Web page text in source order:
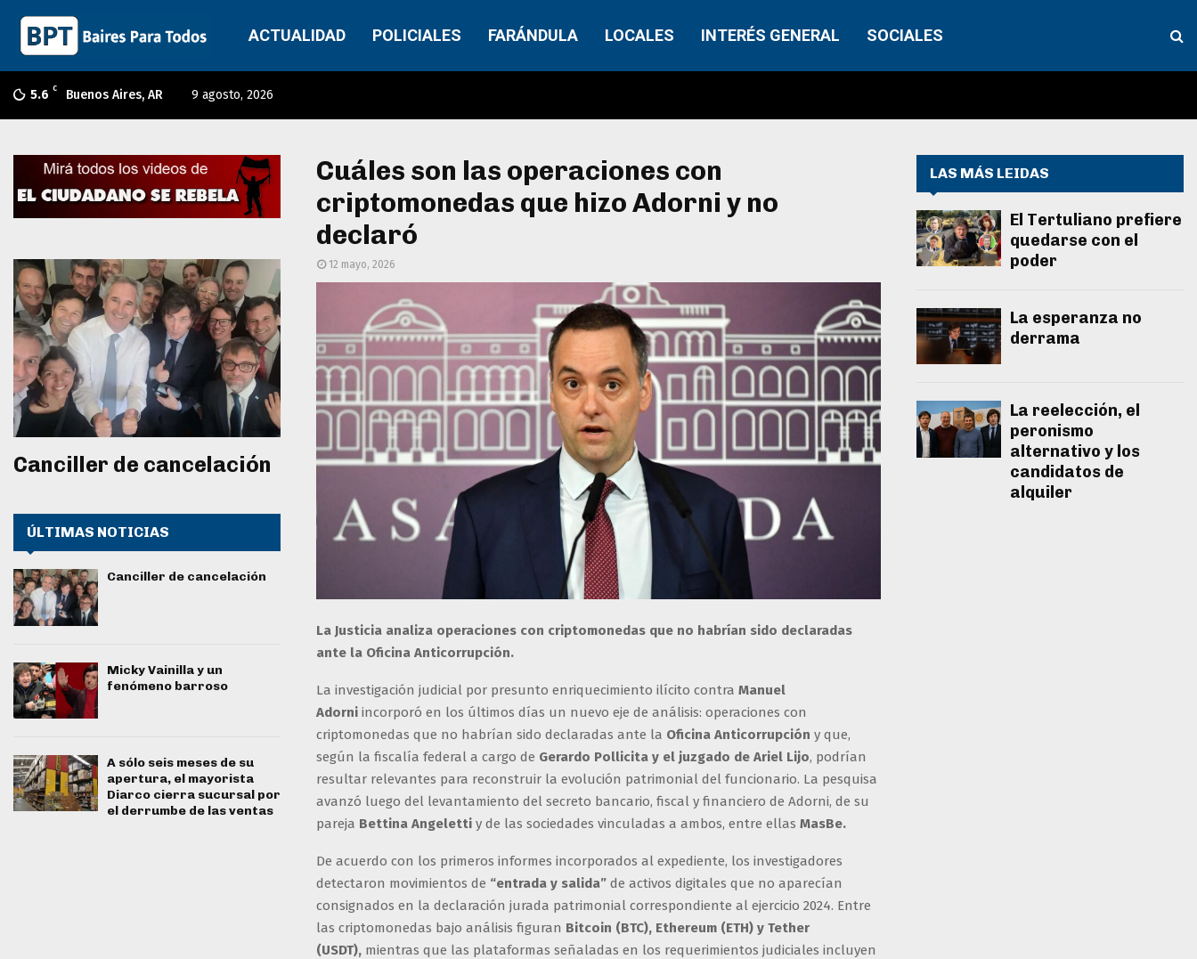
ACTUALIDAD POLICIALES FARÁNDULA LOCALES INTERÉS GENERAL SOCIALES
5.6 C Buenos Aires, AR 9 agosto, 2026
Cuáles son las operaciones con
criptomonedas que hizo Adorni y no
declaró
12 mayo, 2026
La Justicia analiza operaciones con criptomonedas que no habrían sido declaradas
ante la Oficina Anticorrupción.
La investigación judicial por presunto enriquecimiento ilícito contra Manuel
Adorni incorporó en los últimos días un nuevo eje de análisis: operaciones con
criptomonedas que no habrían sido declaradas ante la Oficina Anticorrupción y que,
según la fiscalía federal a cargo de Gerardo Pollicita y el juzgado de Ariel Lijo, podrían
resultar relevantes para reconstruir la evolución patrimonial del funcionario. La pesquisa
avanzó luego del levantamiento del secreto bancario, fiscal y financiero de Adorni, de su
pareja Bettina Angeletti y de las sociedades vinculadas a ambos, entre ellas MasBe.
De acuerdo con los primeros informes incorporados al expediente, los investigadores
detectaron movimientos de “entrada y salida” de activos digitales que no aparecían
consignados en la declaración jurada patrimonial correspondiente al ejercicio 2024. Entre
las criptomonedas bajo análisis figuran Bitcoin (BTC), Ethereum (ETH) y Tether
(USDT), mientras que las plataformas señaladas en los requerimientos judiciales incluyen
Canciller de cancelación
ÚLTIMAS NOTICIAS
Canciller de cancelación
Micky Vainilla y un
fenómeno barroso
A sólo seis meses de su
apertura, el mayorista
Diarco cierra sucursal por
el derrumbe de las ventas
LAS MÁS LEIDAS
El Tertuliano prefiere
quedarse con el
poder
La esperanza no
derrama
La reelección, el
peronismo
alternativo y los
candidatos de
alquiler